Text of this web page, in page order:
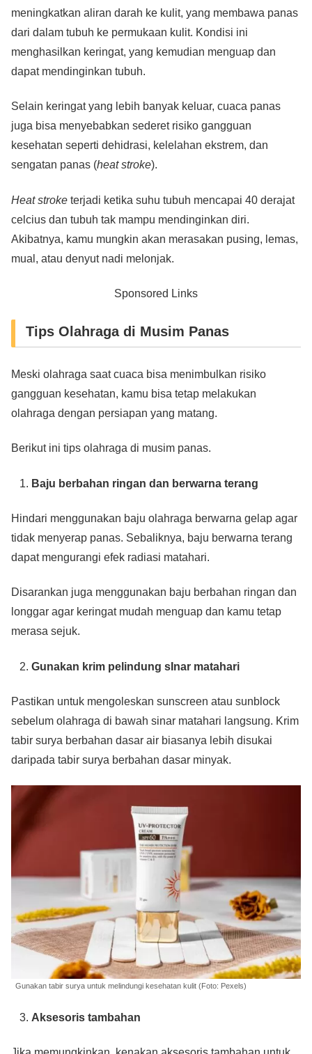
meningkatkan aliran darah ke kulit, yang membawa panas
dari dalam tubuh ke permukaan kulit. Kondisi ini
menghasilkan keringat, yang kemudian menguap dan
dapat mendinginkan tubuh.
Selain keringat yang lebih banyak keluar, cuaca panas
juga bisa menyebabkan sederet risiko gangguan
kesehatan seperti dehidrasi, kelelahan ekstrem, dan
sengatan panas (heat stroke).
Heat stroke terjadi ketika suhu tubuh mencapai 40 derajat
celcius dan tubuh tak mampu mendinginkan diri.
Akibatnya, kamu mungkin akan merasakan pusing, lemas,
mual, atau denyut nadi melonjak.
Sponsored Links
Tips Olahraga di Musim Panas
Meski olahraga saat cuaca bisa menimbulkan risiko
gangguan kesehatan, kamu bisa tetap melakukan
olahraga dengan persiapan yang matang.
Berikut ini tips olahraga di musim panas.
Baju berbahan ringan dan berwarna terang
Hindari menggunakan baju olahraga berwarna gelap agar
tidak menyerap panas. Sebaliknya, baju berwarna terang
dapat mengurangi efek radiasi matahari.
Disarankan juga menggunakan baju berbahan ringan dan
longgar agar keringat mudah menguap dan kamu tetap
merasa sejuk.
Gunakan krim pelindung sInar matahari
Pastikan untuk mengoleskan sunscreen atau sunblock
sebelum olahraga di bawah sinar matahari langsung. Krim
tabir surya berbahan dasar air biasanya lebih disukai
daripada tabir surya berbahan dasar minyak.
Gunakan tabir surya untuk melindungi kesehatan kulit (Foto: Pexels)
Aksesoris tambahan